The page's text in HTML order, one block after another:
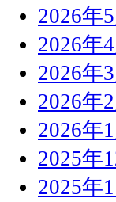
2026年5
2026年4
2026年3
2026年2
2026年1
2025年
2025年